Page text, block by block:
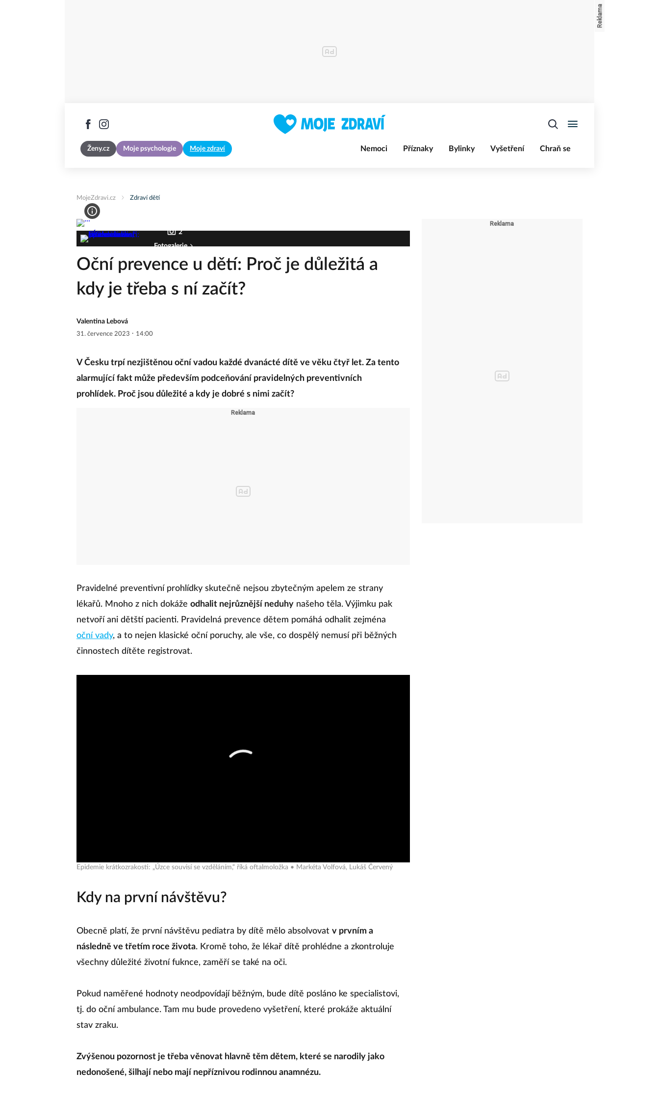
Ženy.cz Moje psychologie Moje zdraví Nemoci Příznaky Bylinky Vyšetření Chraň se
MojeZdravi.cz Zdraví dětí
2
Fotogalerie
Oční prevence u dětí: Proč je důležitá a
kdy je třeba s ní začít?
Valentina Lebová
31. července 2023 · 14:00
V Česku trpí nezjištěnou oční vadou každé dvanácté dítě ve věku čtyř let. Za tento
alarmující fakt může především podceňování pravidelných preventivních
prohlídek. Proč jsou důležité a kdy je dobré s nimi začít?
Pravidelné preventivní prohlídky skutečně nejsou zbytečným apelem ze strany
lékařů. Mnoho z nich dokáže odhalit nejrůznější neduhy našeho těla. Výjimku pak
netvoří ani dětští pacienti. Pravidelná prevence dětem pomáhá odhalit zejména
oční vady, a to nejen klasické oční poruchy, ale vše, co dospělý nemusí při běžných
činnostech dítěte registrovat.
Epidemie krátkozrakosti: „Úzce souvisí se vzděláním,“ říká oftalmoložka • Markéta Volfová, Lukáš Červený
Kdy na první návštěvu?
Obecně platí, že první návštěvu pediatra by dítě mělo absolvovat v prvním a
následně ve třetím roce života. Kromě toho, že lékař dítě prohlédne a zkontroluje
všechny důležité životní fuknce, zaměří se také na oči.
Pokud naměřené hodnoty neodpovídají běžným, bude dítě posláno ke specialistovi,
tj. do oční ambulance. Tam mu bude provedeno vyšetření, které prokáže aktuální
stav zraku.
Zvýšenou pozornost je třeba věnovat hlavně těm dětem, které se narodily jako
nedonošené, šilhají nebo mají nepříznivou rodinnou anamnézu.